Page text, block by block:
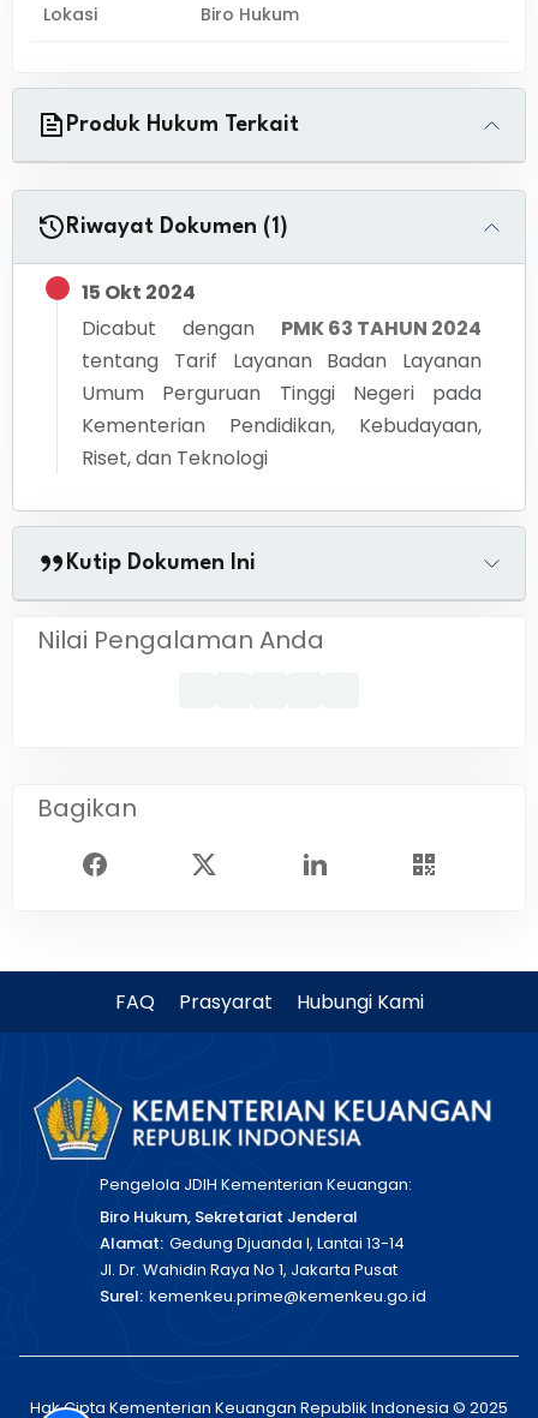
Lokasi Biro Hukum
Produk Hukum Terkait
Riwayat Dokumen (1)
15 Okt 2024
Dicabut dengan
PMK 63 TAHUN 2024
tentang Tarif Layanan Badan Layanan
Umum Perguruan Tinggi Negeri pada
Kementerian Pendidikan, Kebudayaan,
Riset, dan Teknologi
Kutip Dokumen Ini
Nilai Pengalaman Anda
Bagikan
FAQ Prasyarat Hubungi Kami
Pengelola JDIH Kementerian Keuangan:
Biro Hukum, Sekretariat Jenderal
Alamat: Gedung Djuanda I, Lantai 13-14
Jl. Dr. Wahidin Raya No 1, Jakarta Pusat
Surel: kemenkeu.prime@kemenkeu.go.id
Hak Cipta Kementerian Keuangan Republik Indonesia © 2025